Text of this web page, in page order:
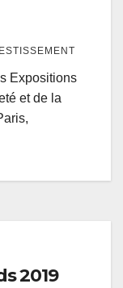
Expositions
et de la
2019